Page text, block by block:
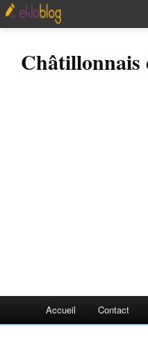
Châtillonnais
Accueil Contact